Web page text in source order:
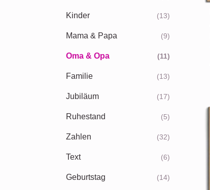
Kinder (13)
Mama & Papa (9)
Oma & Opa (11)
Familie (13)
Jubiläum (17)
Ruhestand (5)
Zahlen (32)
Text (6)
Geburtstag (14)